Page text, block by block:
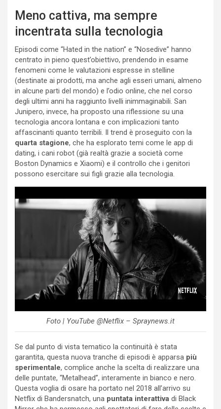
Meno cattiva, ma sempre
incentrata sulla tecnologia
Episodi come “Hated in the nation” e “Nosedive” hanno
centrato in pieno quest’obiettivo, prendendo in esame
fenomeni come le valutazioni espresse in stelline
(destinate ai prodotti, ma anche agli esseri umani, almeno
in alcune parti del mondo) e l’odio online, che nel corso
degli ultimi anni ha raggiunto livelli inimmaginabili. San
Junipero, invece, ha proposto una riflessione su una
tecnologia ancora lontana e con implicazioni tanto
affascinanti quanto terribili. Il trend è proseguito con la
quarta stagione, che ha esplorato temi come le app di
dating, i cani robot (già realtà grazie a società come
Boston Dynamics e Xiaomi) e il controllo che i genitori
possono esercitare sui figli grazie alla tecnologia.
Foto | YouTube @Netflix – Spraynews.it
Se dal punto di vista tematico la continuità è stata
garantita, questa nuova tranche di episodi è apparsa più
sperimentale, complice anche la scelta di realizzare una
delle puntate, “Metalhead”, interamente in bianco e nero.
Questa voglia di osare ha portato nel 2018 all’arrivo su
Netflix di Bandersnatch, una puntata interattiva di Black